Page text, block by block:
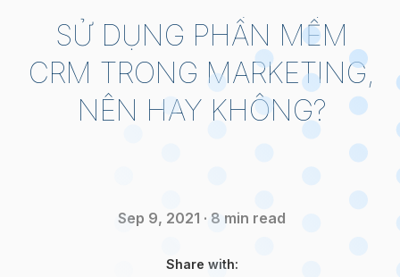
SỬ DỤNG PHẦN MỀM
CRM TRONG MARKETING,
NÊN HAY KHÔNG?
Sep 9, 2021 · 8 min read
Share with: